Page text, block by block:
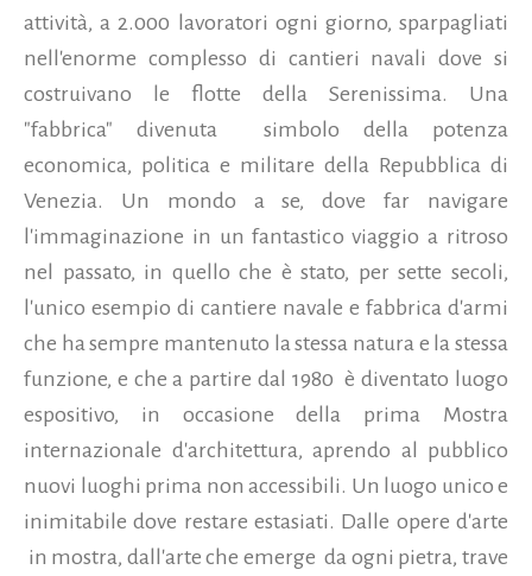
attività, a 2.000 lavoratori ogni giorno, sparpagliati
nell'enorme complesso di cantieri navali dove si
costruivano le flotte della Serenissima. Una
"fabbrica" divenuta simbolo della potenza
economica, politica e militare della Repubblica di
Venezia. Un mondo a se, dove far navigare
l'immaginazione in un fantastico viaggio a ritroso
nel passato, in quello che è stato, per sette secoli,
l'unico esempio di cantiere navale e fabbrica d'armi
che ha sempre mantenuto la stessa natura e la stessa
funzione, e che a partire dal 1980 è diventato luogo
espositivo, in occasione della prima Mostra
internazionale d'architettura, aprendo al pubblico
nuovi luoghi prima non accessibili. Un luogo unico e
inimitabile dove restare estasiati. Dalle opere d'arte
in mostra, dall'arte che emerge da ogni pietra, trave